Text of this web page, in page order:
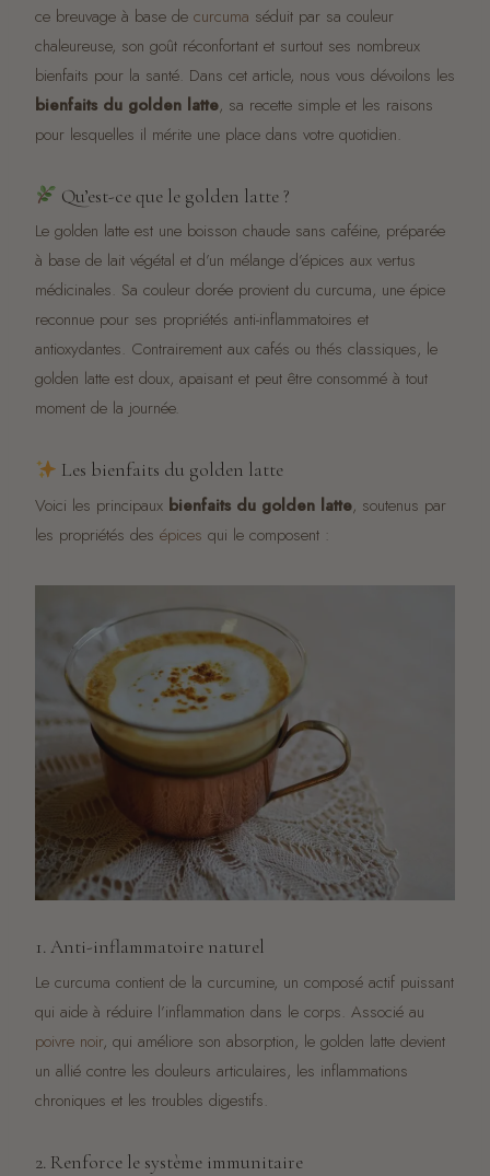
ce breuvage à base de curcuma séduit par sa couleur
chaleureuse, son goût réconfortant et surtout ses nombreux
bienfaits pour la santé. Dans cet article, nous vous dévoilons les
bienfaits du golden latte, sa recette simple et les raisons
pour lesquelles il mérite une place dans votre quotidien.
Qu’est-ce que le golden latte ?
Le golden latte est une boisson chaude sans caféine, préparée
à base de lait végétal et d’un mélange d’épices aux vertus
médicinales. Sa couleur dorée provient du curcuma, une épice
reconnue pour ses propriétés anti-inflammatoires et
antioxydantes. Contrairement aux cafés ou thés classiques, le
golden latte est doux, apaisant et peut être consommé à tout
moment de la journée.
Les bienfaits du golden latte
Voici les principaux bienfaits du golden latte, soutenus par
les propriétés des épices qui le composent :
1. Anti-inflammatoire naturel
Le curcuma contient de la curcumine, un composé actif puissant
qui aide à réduire l’inflammation dans le corps. Associé au
poivre noir, qui améliore son absorption, le golden latte devient
un allié contre les douleurs articulaires, les inflammations
chroniques et les troubles digestifs.
2. Renforce le système immunitaire